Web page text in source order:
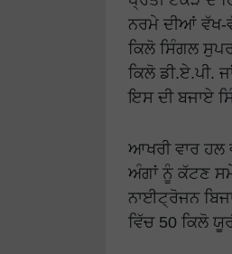
ਨਰਮੇ ਦੀਆਂ ਵੱਖ-
ਕਿਲੋ ਸਿੰਗਲ
ਕਿਲੋ ਡੀ.ਏ.ਪੀ.
ਇਸ ਦੀ ਬਜਾਏ
ਆਖਰੀ ਵਾਰ ਹਲ
ਅੰਗਾਂ ਨੂੰ ਕੱਟਣ
ਨਾਈਟ੍ਰੋਜਨ
ਵਿੱਚ 50 ਕਿਲੋ